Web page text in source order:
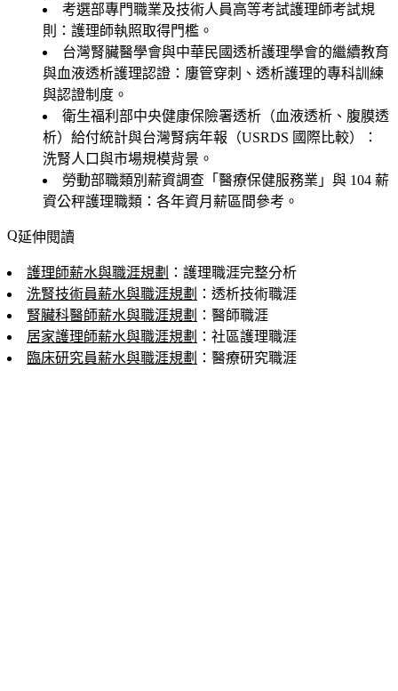
考選部專門職業及技術人員高等考試護理師考試規
則：護理師執照取得門檻。
台灣腎臟醫學會與中華民國透析護理學會的繼續教育
與血液透析護理認證：廔管穿刺、透析護理的專科訓練
與認證制度。
衛生福利部中央健康保險署透析（血液透析、腹膜透
析）給付統計與台灣腎病年報（USRDS 國際比較）：
洗腎人口與市場規模背景。
勞動部職類別薪資調查「醫療保健服務業」與 104 薪
資公秤護理職類：各年資月薪區間參考。
延伸閱讀
護理師薪水與職涯規劃 ：護理職涯完整分析
洗腎技術員薪水與職涯規劃 ：透析技術職涯
腎臟科醫師薪水與職涯規劃 ：醫師職涯
居家護理師薪水與職涯規劃 ：社區護理職涯
臨床研究員薪水與職涯規劃 ：醫療研究職涯